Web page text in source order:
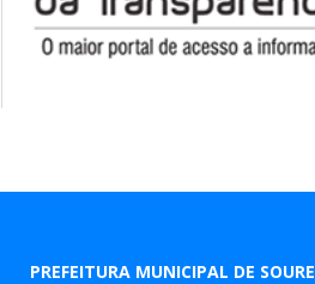
PREFEITURA MUNICIPAL DE SOURE